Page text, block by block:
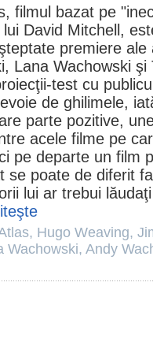
, filmul
bazat pe
David Mitchell,
premiere
, Lana Wachowski şi
test cu
de ghilimele,
parte pozitive,
acele filme pe
pe departe un film
se poate de diferit
lui ar trebui
, Hugo Weaving,
Wachowski, Andy